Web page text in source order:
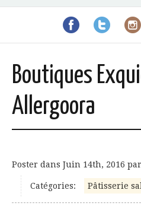
Boutiques
Allergoora
Poster dans Juin 14th, 2016 par
Catégories: Pâtisserie